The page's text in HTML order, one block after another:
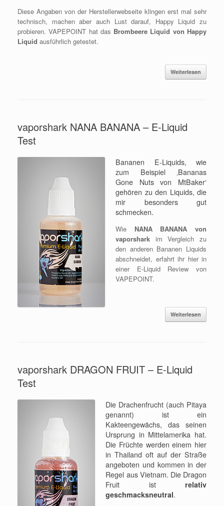
Diese Angaben von der Herstellerwebseite klingen erst mal sehr
technisch, machen aber auch Lust darauf, Happy Liquid zu
probieren. VAPEPOINT hat das Brombeere Liquid von Happy
Liquid ausführlich getestet.
Weiterlesen
vaporshark NANA BANANA – E-Liquid
Test
Bananen E-Liquids, wie
zum Beispiel ‚Bananas
Gone Nuts von MtBaker‘
gehören zu den Liquids, die
mir besonders gut
schmecken.
Wie NANA BANANA von
vaporshark im Vergleich zu
den anderen Bananen Liquids
abschneidet, erfahrt ihr hier in
einer E-Liquid Review von
VAPEPOINT.
Weiterlesen
vaporshark DRAGON FRUIT – E-Liquid
Test
Die Drachenfrucht (auch Pitaya
genannt) ist ein
Kakteengewächs, das seinen
Ursprung in Mittelamerika hat.
Die Früchte werden einem hier
in Thailand oft auf der Straße
angeboten und kommen in der
Regel aus Vietnam. Die Dragon
Fruit ist relativ
geschmacksneutral.